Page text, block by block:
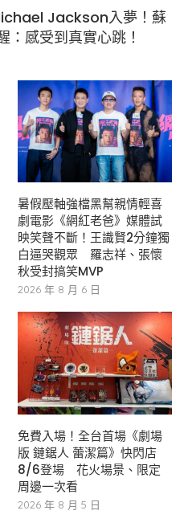
Jackson入夢！蘇
：感受到真實心跳！
暑假壓軸強檔黑幫親情輕喜
劇電影《網紅老爸》媒體試
映笑聲不斷！王識賢2分鐘獨
白逼哭觀眾 羅志祥、張懷
秋受封搞笑MVP
2026 年 8 月 6 日
免費入場！全台首場《劇場
版 鏈鋸人 蕾潔篇》快閃店
8/6登場 花火場景、限定
周邊一次看
2026 年 8 月 5 日